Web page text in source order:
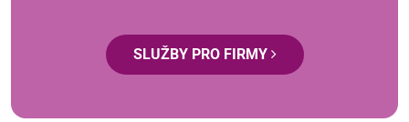
SLUŽBY PRO FIRMY